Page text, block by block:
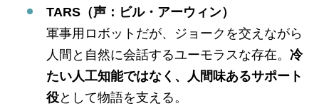
TARS（声：ビル・アーウィン）
軍事用ロボットだが、ジョークを交えながら
人間と自然に会話するユーモラスな存在。 冷
たい人工知能ではなく、人間味あるサポート
役として物語を支える。